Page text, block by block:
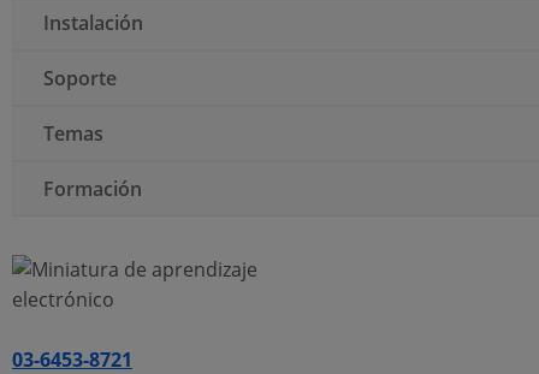
Instalación
Soporte
Temas
Formación
03-6453-8721